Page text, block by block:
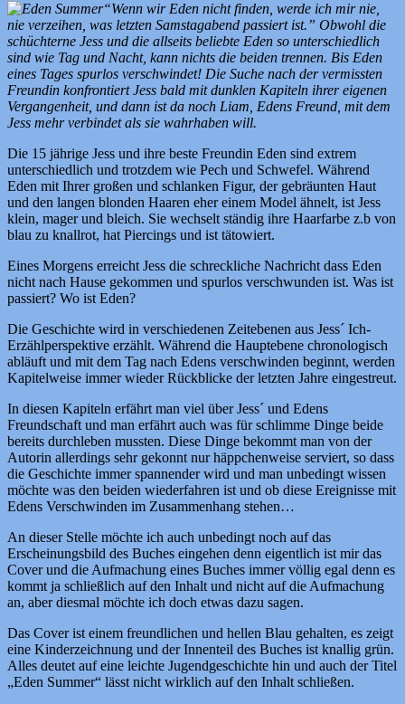
“Wenn wir Eden nicht finden, werde ich mir nie,
nie verzeihen, was letzten Samstagabend passiert ist.” Obwohl die
schüchterne Jess und die allseits beliebte Eden so unterschiedlich
sind wie Tag und Nacht, kann nichts die beiden trennen. Bis Eden
eines Tages spurlos verschwindet! Die Suche nach der vermissten
Freundin konfrontiert Jess bald mit dunklen Kapiteln ihrer eigenen
Vergangenheit, und dann ist da noch Liam, Edens Freund, mit dem
Jess mehr verbindet als sie wahrhaben will.
Die 15 jährige Jess und ihre beste Freundin Eden sind extrem
unterschiedlich und trotzdem wie Pech und Schwefel. Während
Eden mit Ihrer großen und schlanken Figur, der gebräunten Haut
und den langen blonden Haaren eher einem Model ähnelt, ist Jess
klein, mager und bleich. Sie wechselt ständig ihre Haarfarbe z.b von
blau zu knallrot, hat Piercings und ist tätowiert.
Eines Morgens erreicht Jess die schreckliche Nachricht dass Eden
nicht nach Hause gekommen und spurlos verschwunden ist. Was ist
passiert? Wo ist Eden?
Die Geschichte wird in verschiedenen Zeitebenen aus Jess´ Ich-
Erzählperspektive erzählt. Während die Hauptebene chronologisch
abläuft und mit dem Tag nach Edens verschwinden beginnt, werden
Kapitelweise immer wieder Rückblicke der letzten Jahre eingestreut.
In diesen Kapiteln erfährt man viel über Jess´ und Edens
Freundschaft und man erfährt auch was für schlimme Dinge beide
bereits durchleben mussten. Diese Dinge bekommt man von der
Autorin allerdings sehr gekonnt nur häppchenweise serviert, so dass
die Geschichte immer spannender wird und man unbedingt wissen
möchte was den beiden wiederfahren ist und ob diese Ereignisse mit
Edens Verschwinden im Zusammenhang stehen…
An dieser Stelle möchte ich auch unbedingt noch auf das
Erscheinungsbild des Buches eingehen denn eigentlich ist mir das
Cover und die Aufmachung eines Buches immer völlig egal denn es
kommt ja schließlich auf den Inhalt und nicht auf die Aufmachung
an, aber diesmal möchte ich doch etwas dazu sagen.
Das Cover ist einem freundlichen und hellen Blau gehalten, es zeigt
eine Kinderzeichnung und der Innenteil des Buches ist knallig grün.
Alles deutet auf eine leichte Jugendgeschichte hin und auch der Titel
„Eden Summer“ lässt nicht wirklich auf den Inhalt schließen.